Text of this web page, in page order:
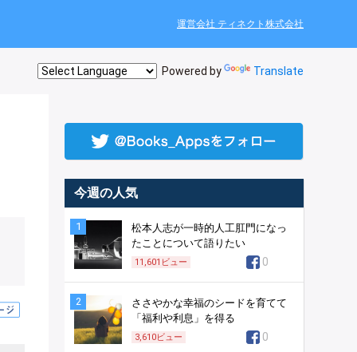
運営会社 ティネクト株式会社
Powered by Translate
今週の人気
1
松本人志が一時的人工肛門になっ
たことについて語りたい
11,601 ビュー 0
2
ささやかな幸福のシードを育てて
「福利や利息」を得る
3,610ビュー 0